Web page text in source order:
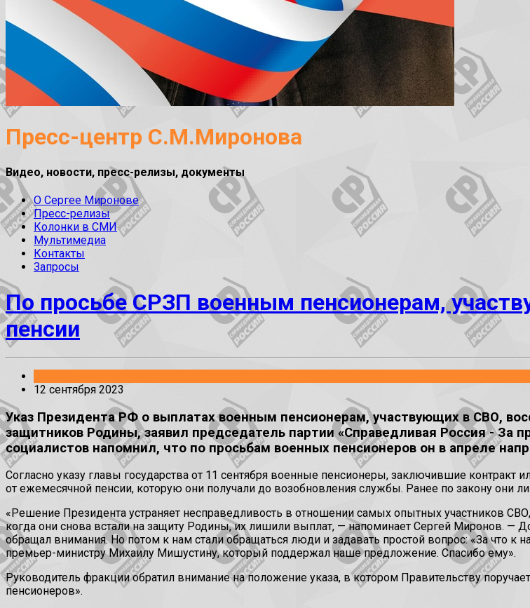
Пресс-центр С.М.Миронова
Видео, новости, пресс-релизы, документы
О Сергее Миронове
Пресс-релизы
Колонки в СМИ
Мультимедиа
Контакты
Запросы
По просьбе СРЗП военным пенсионерам,
пенсии
12 сентября 2023
Указ Президента РФ о выплатах военным пенсионерам, участвующих в СВО,
защитников Родины, заявил председатель партии «Справедливая Россия - За
социалистов напомнил, что по просьбам военных пенсионеров он в апреле
Согласно указу главы государства от 11 сентября военные пенсионеры, заключившие
от ежемесячной пенсии, которую они получали до возобновления службы. Ранее по закону они
«Решение Президента устраняет несправедливость в отношении самых опытных участников
когда они снова встали на защиту Родины, их лишили выплат, — напоминает Сергей Миронов. —
обращал внимания. Но потом к нам стали обращаться люди и задавать простой вопрос: «За что к
премьер-министру Михаилу Мишустину, который поддержал наше предложение. Спасибо ему».
Руководитель фракции обратил внимание на положение указа, в котором Правительству
пенсионеров».